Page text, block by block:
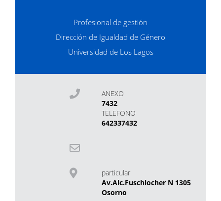
Profesional de gestión
Dirección de Igualdad de Género
Universidad de Los Lagos
ANEXO
7432
TELEFONO
642337432
particular
Av.Alc.Fuschlocher N 1305
Osorno